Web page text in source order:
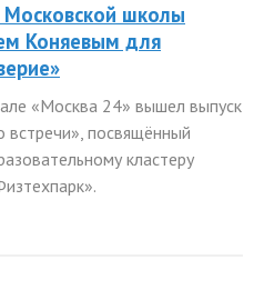
школы
Коняевым для
«Москва 24» вышел выпуск
посвящённый
кластеру